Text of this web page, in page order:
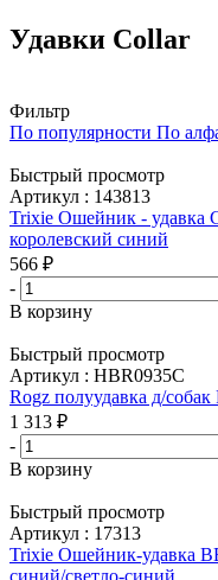
Удавки Collar
Фильтр
По популярности По
Быстрый просмотр
Артикул : 143813
Trixie Ошейник - удавка
королевский синий
566 ₽
-
В корзину
Быстрый просмотр
Артикул : HBR0935C
Rogz полуудавка д/
1 313 ₽
-
В корзину
Быстрый просмотр
Артикул : 17313
Trixie Ошейник-удавка
синий/светло-синий